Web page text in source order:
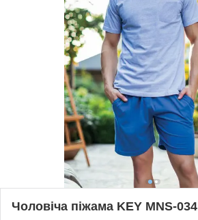
Чоловіча піжама KEY MNS-034